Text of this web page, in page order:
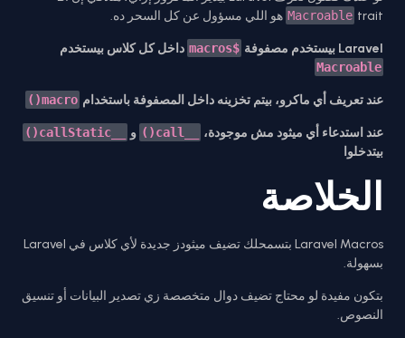
Macroable trait هو اللي مسؤول عن كل السحر ده.
Laravel بيستخدم مصفوفة $macros داخل كل كلاس بيستخدم
Macroable
عند تعريف أي ماكرو، بيتم تخزينه داخل المصفوفة باستخدام macro()
عند استدعاء أي ميثود مش موجودة، و __callStatic()
بيتدخلوا
الخلاصة
Laravel Macros بتسمحلك تضيف ميثودز جديدة لأي كلاس في Laravel
بسهولة.
بتكون مفيدة لو محتاج تضيف دوال متخصصة زي تصدير البيانات أو تنسيق
النصوص.